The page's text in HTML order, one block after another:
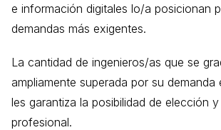
e información digitales lo/a posicionan
demandas más exigentes.
La cantidad de ingenieros/as que se
ampliamente superada por su demanda
les garantiza la posibilidad de elección
profesional.